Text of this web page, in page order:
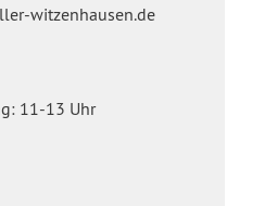
witzenhausen.de
11-13 Uhr